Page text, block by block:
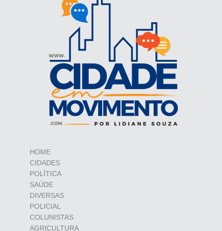
HOME
CIDADES
POLÍTICA
SAÚDE
DIVERSAS
POLICIAL
COLUNISTAS
AGRICULTURA